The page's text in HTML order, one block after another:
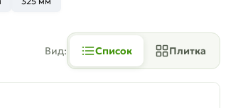
Вид: Список Плитка